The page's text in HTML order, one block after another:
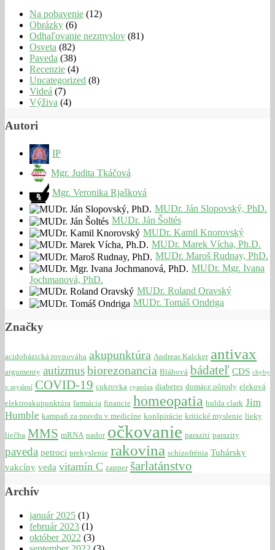
Na pobavenie (12)
Obrázky (6)
Odhaľovanie nezmyslov (81)
Osveta (82)
Paveda (38)
Recenzie (4)
Uncategorized (8)
Videá (7)
Výživa (4)
Autori
IP
Mgr. Judita Tkáčová
Mgr. Veronika Rjašková
MUDr. Ján Slopovský, PhD.
MUDr. Ján Šoltés
MUDr. Kamil Knorovský
MUDr. Marek Vícha, Ph.D.
MUDr. Maroš Rudnay, PhD.
MUDr. Mgr. Ivana
Jochmanová, PhD.
MUDr. Roland Oravský
MUDr. Tomáš Ondriga
Značky
acidobázická rovnováha akupunktúra Andreas Kalcker antivax
argumenty autizmusbiorezonancia Bláhová bádateľ CDS chyby
v myslení COVID-19 cukrovka cyanóza diabetes domáce pôrody eleková
elektroakupunktúra farmácia financie homeopatia hulda clark Jim
Humble kampaň za pravdu v medicíne konšpirácie kritické myslenie lieky
liečba MMS mRNA nador očkovanie paraziti parazity
paveda petroci prekyslenie rakovina schizofrénia Tuhársky
vakcíny veda vitamín C zapper šarlatánstvo
Archív
január 2025 (1)
február 2023 (1)
október 2022 (3)